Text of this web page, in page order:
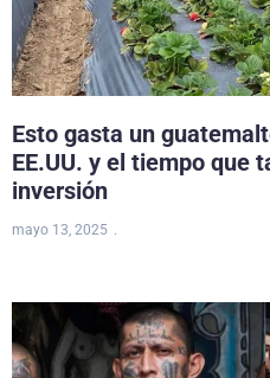
Esto gasta un
EE.UU. y el tiempo que
inversión
mayo 13, 2025